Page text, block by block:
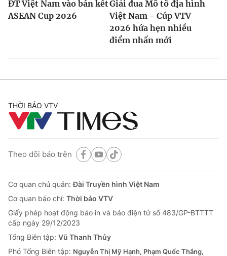
ĐT Việt Nam vào bán kết
ASEAN Cup 2026
Giải đua Mô tô địa hình
Việt Nam - Cúp VTV
2026 hứa hẹn nhiều
điểm nhấn mới
THỜI BÁO VTV
Theo dõi báo trên
Cơ quan chủ quản:Đài Truyền hình Việt Nam
Cơ quan báo chí: Thời báo VTV
Giấy phép hoạt động báo in và báo điện tử số 483/GP-BTTTT
cấp ngày 29/12/2023
Tổng Biên tập: Vũ Thanh Thủy
Phó Tổng Biên tập: Nguyễn Thị Mỹ Hạnh, Phạm Quốc Thắng,